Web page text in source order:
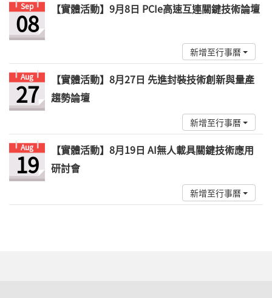
Sep
08 【實體活動】9月8日 PCIe高速互連關鍵技術論壇
新增至行事曆
Aug
27
【實體活動】8月27日 先進封裝技術創新與量產
趨勢論壇
新增至行事曆
Aug
19
【實體活動】8月19日 AI無人載具關鍵技術應用
研討會
新增至行事曆